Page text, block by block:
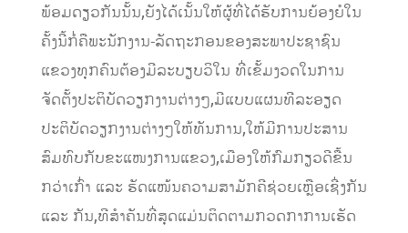
ພ້ອມດຽວກັນນັ້ນ,ຍັງໄດ້ເນັ້ນໃຫ້ຜູ້ທີ່ໄດ້ຮັບການຍ້ອງຍໍໃນ
ຄັ້ງນີ້ກໍ່ຄືພະນັກງານ-ລັດຖະກອນຂອງສະພາປະຊາຊົນ
ແຂວງທຸກຄົນຕ້ອງມີລະບຽບວິໃນ ທີ່ເຂັ້ມງວດໃນການ
ຈັດຕັ້ງປະຕິບັດວຽກງານຕ່າງໆ,ມີແບບແຜນທີລະອຽດ
ປະຕິບັດວຽກງານຕ່າງໆໃຫ້ທັນການ,ໃຫ້ມີການປະສານ
ສົມທົບກັບຂະແໜງການແຂວງ,ເມືອງໃຫ້ກົມກຽວດີຂື້ນ
ກວ່າເກົ່າ ແລະ ຮັດແໜ້ນຄວາມສາມັກຄີຊ່ວຍເຫຼືອເຊີ່ງກັນ
ແລະ ກັນ,ທີສໍາຄັນທີ່ສຸດແມ່ນຕິດຕາມກວດກາການເຮັດ